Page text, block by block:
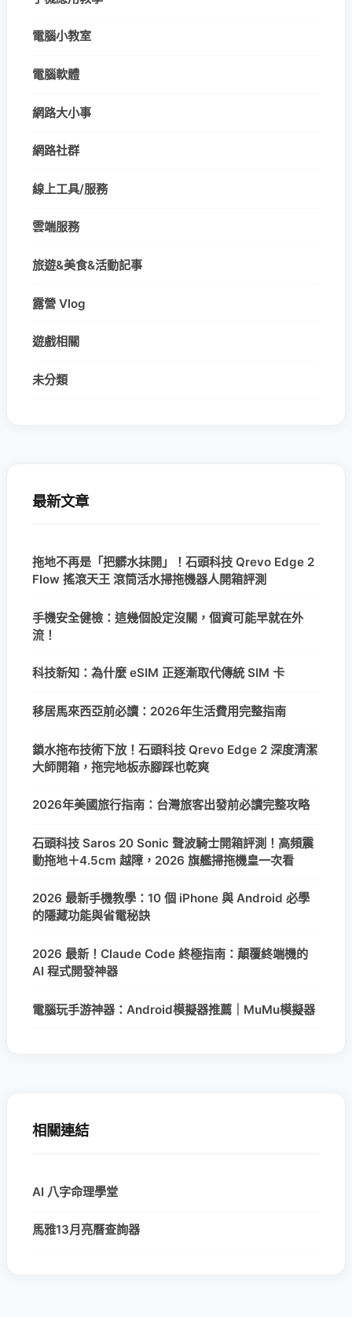
電腦小教室
電腦軟體
網路大小事
網路社群
線上工具/服務
雲端服務
旅遊&美食&活動記事
露營 Vlog
遊戲相關
未分類
最新文章
拖地不再是「把髒水抹開」！石頭科技 Qrevo Edge 2
Flow 搖滾天王 滾筒活水掃拖機器人開箱評測
手機安全健檢：這幾個設定沒關，個資可能早就在外
流！
科技新知：為什麼 eSIM 正逐漸取代傳統 SIM 卡
移居馬來西亞前必讀：2026年生活費用完整指南
鎖水拖布技術下放！石頭科技 Qrevo Edge 2 深度清潔
大師開箱，拖完地板赤腳踩也乾爽
2026年美國旅行指南：台灣旅客出發前必讀完整攻略
石頭科技 Saros 20 Sonic 聲波騎士開箱評測！高頻震
動拖地＋4.5cm 越障，2026 旗艦掃拖機皇一次看
2026 最新手機教學：10 個 iPhone 與 Android 必學
的隱藏功能與省電秘訣
2026 最新！Claude Code 終極指南：顛覆終端機的
AI 程式開發神器
電腦玩手游神器：Android模擬器推薦｜MuMu模擬器
相關連結
AI 八字命理學堂
馬雅13月亮曆查詢器